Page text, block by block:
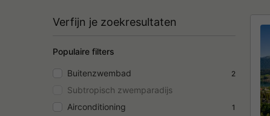
Verfijn je zoekresultaten
Populaire filters
Buitenzwembad 2
Subtropisch zwemparadijs
Airconditioning
1